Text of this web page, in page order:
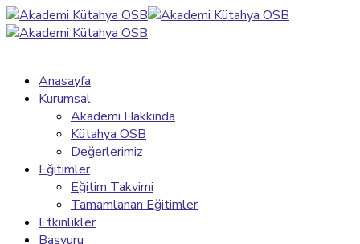
Anasayfa
Kurumsal
Akademi Hakkında
Kütahya OSB
Değerlerimiz
Eğitimler
Eğitim Takvimi
Tamamlanan Eğitimler
Etkinlikler
Başvuru